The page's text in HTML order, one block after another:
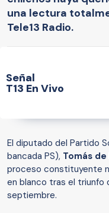
una lectura
Tele13 Radio.
Señal
T13 En Vivo
El diputado del Partido
bancada PS), Tomás
proceso constituyente
en blanco tras el triunfo
septiembre.